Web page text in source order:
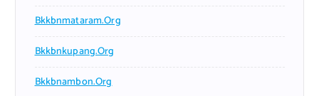
Bkkbnmataram.org
Bkkbnkupang.org
Bkkbnambon.org